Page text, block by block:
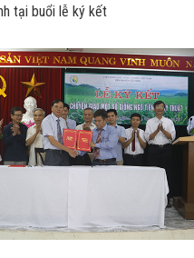
tại buổi lễ ký kết